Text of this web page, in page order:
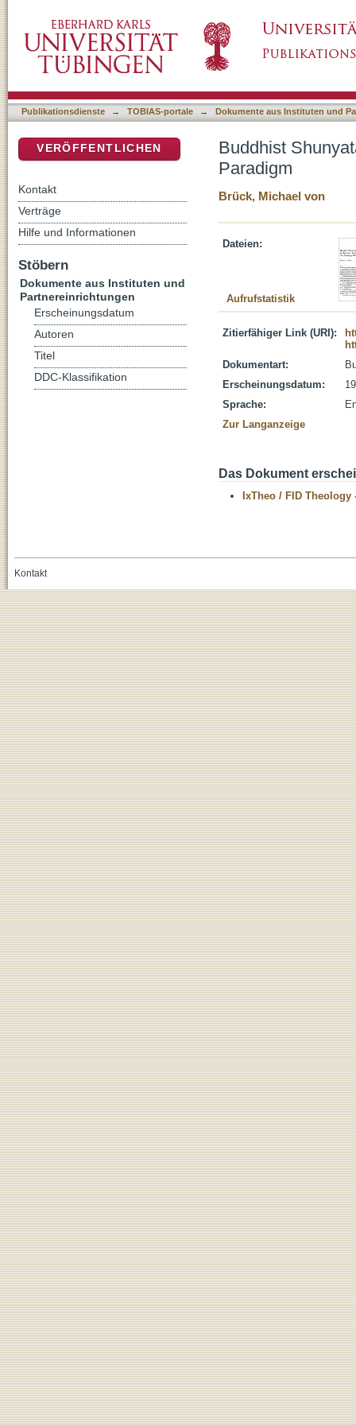
Publikationsdienste → TOBIAS-portale → Dokumente aus Instituten und
Buddhist
Paradigm
Brück, Michael von
Dateien:
Aufrufstatistik
Zitierfähiger Link (URI):
Dokumentart:
Erscheinungsdatum:
Sprache:
Zur Langanzeige
Das Dokument
IxTheo / FID Theology
VERÖFFENTLICHEN
Kontakt
Verträge
Hilfe und Informationen
Stöbern
Dokumente aus Instituten und
Partnereinrichtungen
Erscheinungsdatum
Autoren
Titel
DDC-Klassifikation
Kontakt